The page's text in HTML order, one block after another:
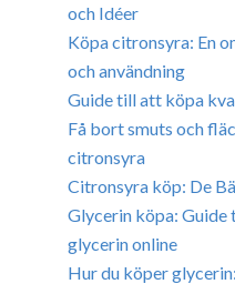
och Idéer
Köpa citronsyra: En
och användning
Guide till att köpa
Få bort smuts och
citronsyra
Citronsyra köp: De
Glycerin köpa:
glycerin online
Hur du köper